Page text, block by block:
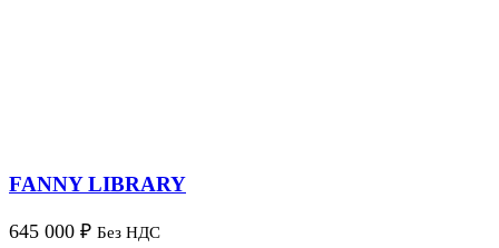
FANNY LIBRARY
645 000 ₽ Без НДС